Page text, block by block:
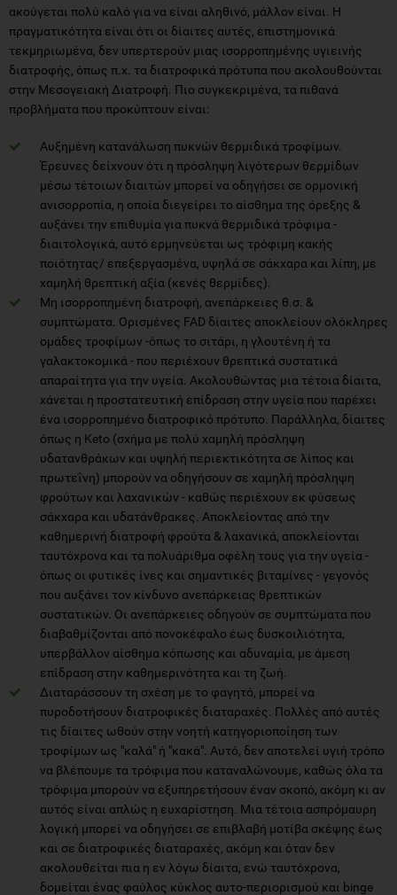
ακούγεται πολύ καλό για να είναι αληθινό, μάλλον είναι. Η
πραγματικότητα είναι ότι οι δίαιτες αυτές, επιστημονικά
τεκμηριωμένα, δεν υπερτερούν μιας ισορροπημένης υγιεινής
διατροφής, όπως π.χ. τα διατροφικά πρότυπα που ακολουθούνται
στην Μεσογειακή Διατροφή. Πιο συγκεκριμένα, τα πιθανά
προβλήματα που προκύπτουν είναι:
Αυξημένη κατανάλωση πυκνών θερμιδικά τροφίμων.
Έρευνες δείχνουν ότι η πρόσληψη λιγότερων θερμίδων
μέσω τέτοιων διαιτών μπορεί να οδηγήσει σε ορμονική
ανισορροπία, η οποία διεγείρει το αίσθημα της όρεξης &
αυξάνει την επιθυμία για πυκνά θερμιδικά τρόφιμα -
διαιτολογικά, αυτό ερμηνεύεται ως τρόφιμη κακής
ποιότητας/ επεξεργασμένα, υψηλά σε σάκχαρα και λίπη, με
χαμηλή θρεπτική αξία (κενές θερμίδες).
Μη ισορροπημένη διατροφή, ανεπάρκειες θ.σ. &
συμπτώματα. Ορισμένες FAD δίαιτες αποκλείουν ολόκληρες
ομάδες τροφίμων -όπως το σιτάρι, η γλουτένη ή τα
γαλακτοκομικά - που περιέχουν θρεπτικά συστατικά
απαραίτητα για την υγεία. Ακολουθώντας μια τέτοια δίαιτα,
χάνεται η προστατευτική επίδραση στην υγεία που παρέχει
ένα ισορροπημένο διατροφικό πρότυπο. Παράλληλα, δίαιτες
όπως η Keto (σχήμα με πολύ χαμηλή πρόσληψη
υδατανθράκων και υψηλή περιεκτικότητα σε λίπος και
πρωτεΐνη) μπορούν να οδηγήσουν σε χαμηλή πρόσληψη
φρούτων και λαχανικών - καθώς περιέχουν εκ φύσεως
σάκχαρα και υδατάνθρακες. Αποκλείοντας από την
καθημερινή διατροφή φρούτα & λαχανικά, αποκλείονται
ταυτόχρονα και τα πολυάριθμα οφέλη τους για την υγεία -
όπως οι φυτικές ίνες και σημαντικές βιταμίνες - γεγονός
που αυξάνει τον κίνδυνο ανεπάρκειας θρεπτικών
συστατικών. Οι ανεπάρκειες οδηγούν σε συμπτώματα που
διαβαθμίζονται από πονοκέφαλο έως δυσκοιλιότητα,
υπερβάλλον αίσθημα κόπωσης και αδυναμία, με άμεση
επίδραση στην καθημερινότητα και τη ζωή.
Διαταράσσουν τη σχέση με το φαγητό, μπορεί να
πυροδοτήσουν διατροφικές διαταραχές. Πολλές από αυτές
τις δίαιτες ωθούν στην νοητή κατηγοριοποίηση των
τροφίμων ως "καλά" ή "κακά". Αυτό, δεν αποτελεί υγιή τρόπο
να βλέπουμε τα τρόφιμα που καταναλώνουμε, καθώς όλα τα
τρόφιμα μπορούν να εξυπηρετήσουν έναν σκοπό, ακόμη κι αν
αυτός είναι απλώς η ευχαρίστηση. Μια τέτοια ασπρόμαυρη
λογική μπορεί να οδηγήσει σε επιβλαβή μοτίβα σκέψης έως
και σε διατροφικές διαταραχές, ακόμη και όταν δεν
ακολουθείται πια η εν λόγω δίαιτα, ενώ ταυτόχρονα,
δομείται ένας φαύλος κύκλος αυτο-περιορισμού και binge